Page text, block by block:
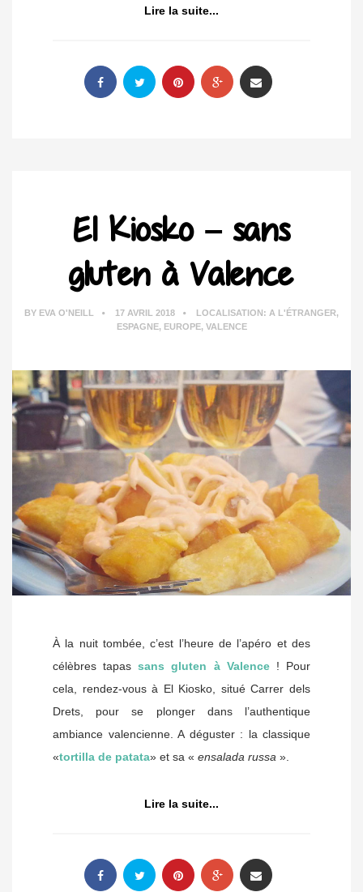
Lire la suite...
El Kiosko – sans
gluten à Valence
BY EVA O'NEILL 17 AVRIL 2018 LOCALISATION: A L'ÉTRANGER,
ESPAGNE, EUROPE, VALENCE
À la nuit tombée, c’est l’heure de l’apéro et des
célèbres tapassans gluten à Valence! Pour
cela, rendez-vous à El Kiosko, situé Carrer dels
Drets, pour se plonger dans l’authentique
ambiance valencienne. A déguster : la classique
«tortilla de patata» et sa « ensalada russa ».
Lire la suite...